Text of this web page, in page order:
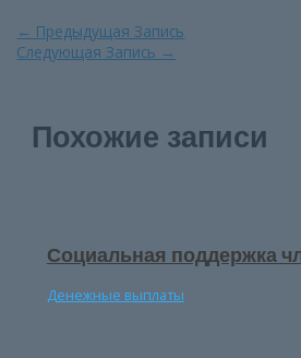
Навигация
по
← Предыдущая Запись
Следующая Запись →
Похожие записи
Социальная поддержка
Денежные выплаты